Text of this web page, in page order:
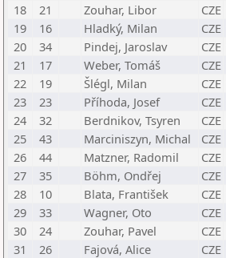
18
21 Zouhar, Libor CZE
19
16 Hladký, Milan CZE
20
34 Pindej, Jaroslav CZE
21
17 Weber, Tomáš CZE
22
19 Šlégl, Milan CZE
23
23 Příhoda, Josef CZE
24
32 Berdnikov, Tsyren CZE
25
43 Marciniszyn, Michal CZE
26
44 Matzner, Radomil CZE
27
35 Böhm, Ondřej CZE
28
10 Blata, František CZE
29
33 Wagner, Oto CZE
30
24 Zouhar, Pavel CZE
31
26 Fajová, Alice CZE